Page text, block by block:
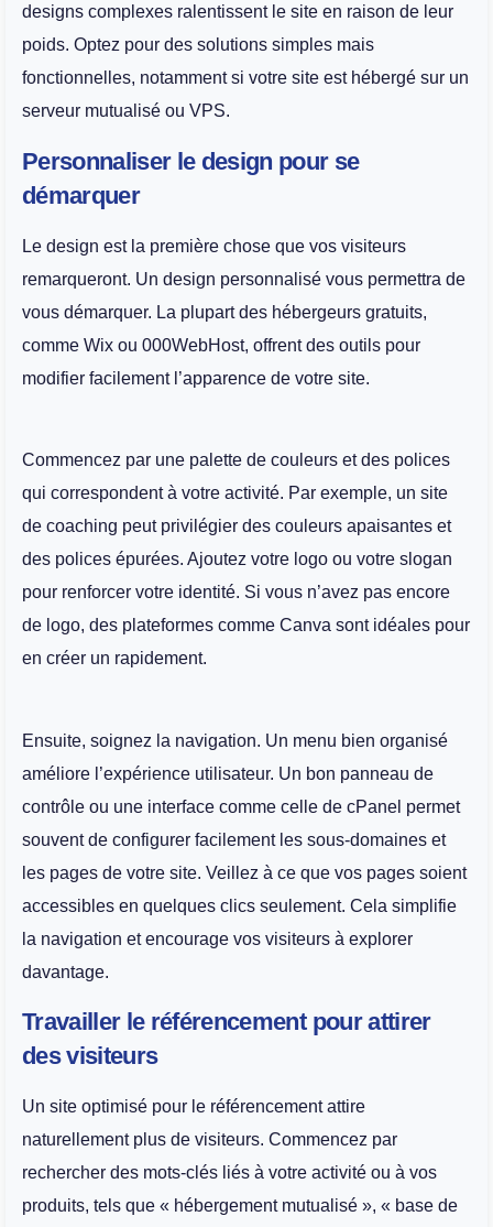
designs complexes ralentissent le site en raison de leur
poids. Optez pour des solutions simples mais
fonctionnelles, notamment si votre site est hébergé sur un
serveur mutualisé ou VPS.
Personnaliser le design pour se
démarquer
Le design est la première chose que vos visiteurs
remarqueront. Un design personnalisé vous permettra de
vous démarquer. La plupart des hébergeurs gratuits,
comme Wix ou 000WebHost, offrent des outils pour
modifier facilement l’apparence de votre site.
Commencez par une palette de couleurs et des polices
qui correspondent à votre activité. Par exemple, un site
de coaching peut privilégier des couleurs apaisantes et
des polices épurées. Ajoutez votre logo ou votre slogan
pour renforcer votre identité. Si vous n’avez pas encore
de logo, des plateformes comme Canva sont idéales pour
en créer un rapidement.
Ensuite, soignez la navigation. Un menu bien organisé
améliore l’expérience utilisateur. Un bon panneau de
contrôle ou une interface comme celle de cPanel permet
souvent de configurer facilement les sous-domaines et
les pages de votre site. Veillez à ce que vos pages soient
accessibles en quelques clics seulement. Cela simplifie
la navigation et encourage vos visiteurs à explorer
davantage.
Travailler le référencement pour attirer
des visiteurs
Un site optimisé pour le référencement attire
naturellement plus de visiteurs. Commencez par
rechercher des mots-clés liés à votre activité ou à vos
produits, tels que « hébergement mutualisé », « base de